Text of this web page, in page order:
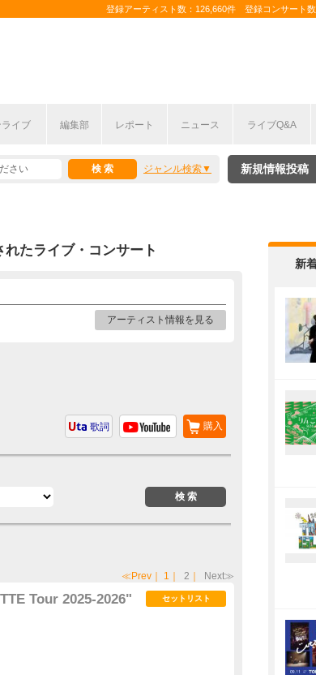
登録アーティスト数：126,660件 登録コンサート
イブ 編集部 レポート ニュース ライブQ&A
ジャンル検索 新規情報投稿
れたライブ・コンサート
アーティスト情報を見る
購入
歌詞
≪Prev ｜ 1 ｜ 2 ｜ Next≫
Tour 2025-2026" セットリスト
新